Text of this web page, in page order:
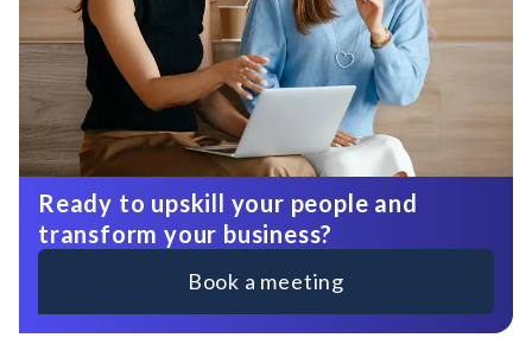
Ready to upskill your people and
transform your business?
Book a meeting